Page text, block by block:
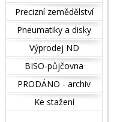
Precizní zemědělství
Pneumatiky a disky
Výprodej ND
BISO-půjčovna
PRODÁNO - archiv
Ke stažení